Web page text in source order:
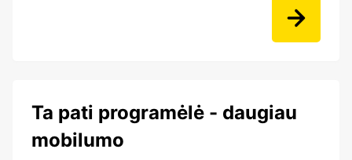
Ta pati programėlė - daugiau
mobilumo